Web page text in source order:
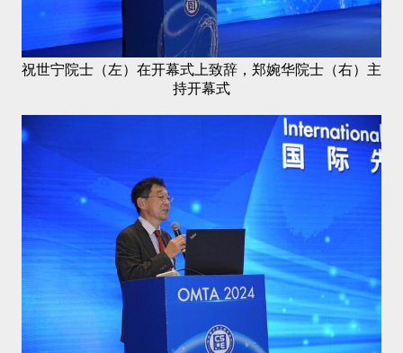
祝世宁院士（左）在开幕式上致辞，郑婉华院士（右）主
持开幕式